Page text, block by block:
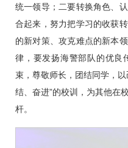
统一领导；二要转换角色、
合起来，努力把学习的收获
的新对策、攻克难点的新本
律，要发扬海警部队的优良
束，尊敬师长，团结同学，
结、奋进”的校训，为其他在
杆。